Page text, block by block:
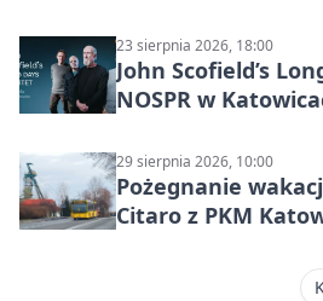
23 sierpnia 2026, 18:00
John Scofield’s
NOSPR w
29 sierpnia 2026, 10:00
Pożegnanie
Citaro z PKM